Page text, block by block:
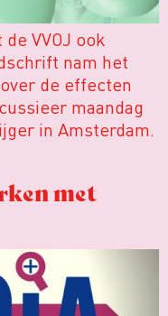
VVOJ ook
nam het
de effecten
maandag
in Amsterdam.
met